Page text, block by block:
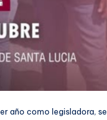
año como legisladora, se